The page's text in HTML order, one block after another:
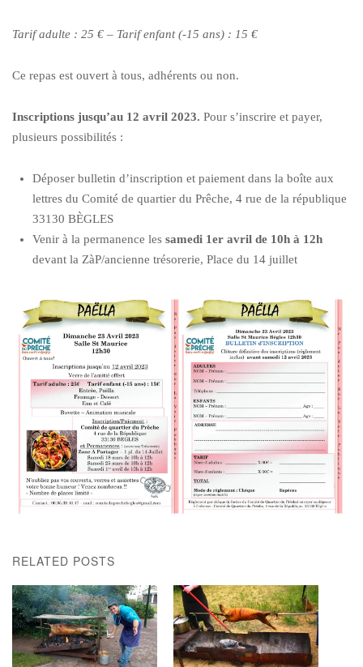
Tarif adulte : 25 € – Tarif enfant (-15 ans) : 15 €
Ce repas est ouvert à tous, adhérents ou non.
Inscriptions jusqu’au 12 avril 2023. Pour s’inscrire et payer,
plusieurs possibilités :
Déposer bulletin d’inscription et paiement dans la boîte aux
lettres du Comité de quartier du Prêche, 4 rue de la république
33130 BÈGLES
Venir à la permanence les samedi 1er avril de 10h à 12h
devant la ZàP/ancienne trésorerie, Place du 14 juillet
RELATED POSTS